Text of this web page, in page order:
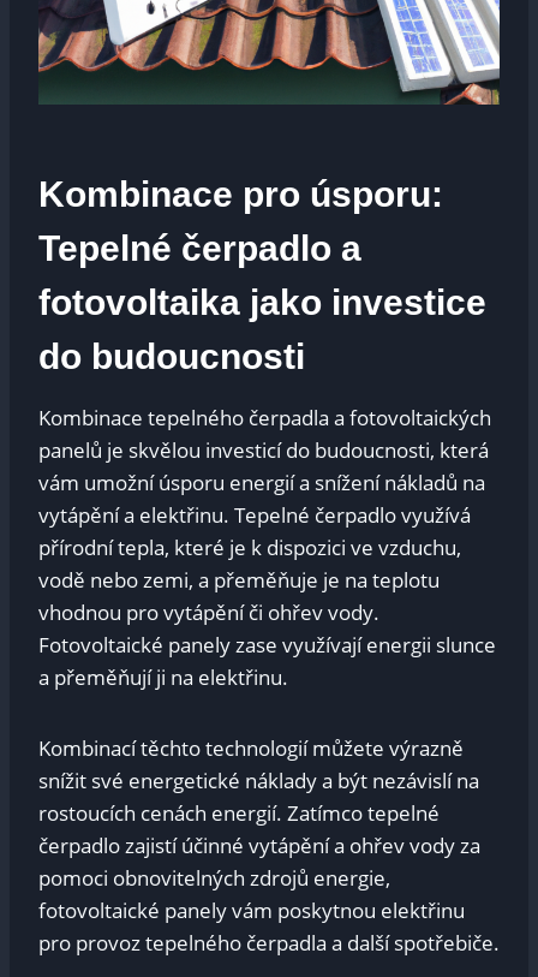
Kombinace pro úsporu:
Tepelné čerpadlo a
fotovoltaika jako investice
do budoucnosti
Kombinace tepelného čerpadla a fotovoltaických
panelů je skvělou investicí do budoucnosti, která
vám umožní úsporu energií a snížení nákladů na
vytápění a elektřinu. Tepelné čerpadlo využívá
přírodní tepla, které je k dispozici ve vzduchu,
vodě nebo zemi, a přeměňuje je na teplotu
vhodnou pro vytápění či ohřev vody.
Fotovoltaické panely zase využívají energii slunce
a přeměňují ji na elektřinu.
Kombinací těchto technologií můžete výrazně
snížit své energetické náklady a být nezávislí na
rostoucích cenách energií. Zatímco tepelné
čerpadlo zajistí účinné vytápění a ohřev vody za
pomoci obnovitelných zdrojů energie,
fotovoltaické panely vám poskytnou elektřinu
pro provoz tepelného čerpadla a další spotřebiče.